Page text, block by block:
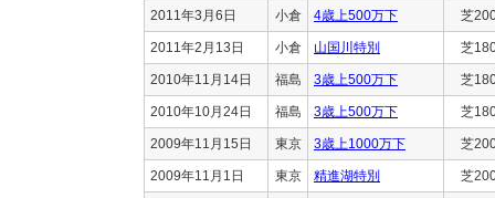
2011年3月6日 小倉 4歳上500万下 芝
2011年2月13日 小倉 山国川特別 芝
2010年11月14日 福島 3歳上500万下 芝
2010年10月24日 福島 3歳上500万下 芝
2009年11月15日 東京 3歳上1000万下 芝
2009年11月1日 東京 精進湖特別 芝